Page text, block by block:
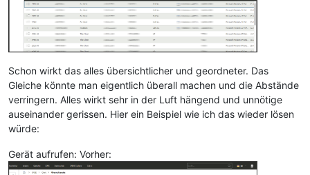
Schon wirkt das alles übersichtlicher und geordneter. Das
Gleiche könnte man eigentlich überall machen und die Abstände
verringern. Alles wirkt sehr in der Luft hängend und unnötige
auseinander gerissen. Hier ein Beispiel wie ich das wieder lösen
würde:
Gerät aufrufen: Vorher: